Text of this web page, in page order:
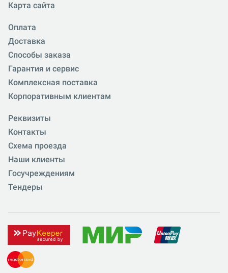
Карта сайта
Оплата
Доставка
Способы заказа
Гарантия и сервис
Комплексная поставка
Корпоративным клиентам
Реквизиты
Контакты
Схема проезда
Наши клиенты
Госучреждениям
Тендеры